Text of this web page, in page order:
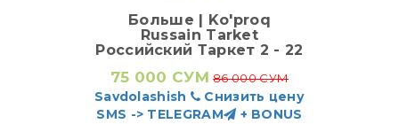
Больше | Ko'proq
Russain Tarket
Российский Таркет 2 - 22
75 000 СУМ 86 000 СУМ
Savdolashish
Снизить цену
SMS -> TELEGRAM
+ BONUS